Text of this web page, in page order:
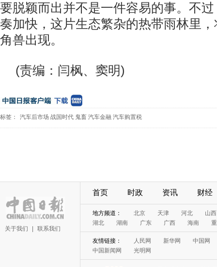
要脱颖而出并不是一件容易的事。不
奏加快，这片生态繁杂的热带雨林里
角兽出现。
(责编：闫枫、窦明)
标签： 汽车后市场 战国时代 鬼畜 汽车金融 汽车购置税
关于我们 联系我们
首页 时政 资讯 财经
地方频道： 北京 天津 河北
山西
湖北
湖南 广东 广西 海南
友情链接： 人民网 新华网
中国网
中国新闻网
光明网